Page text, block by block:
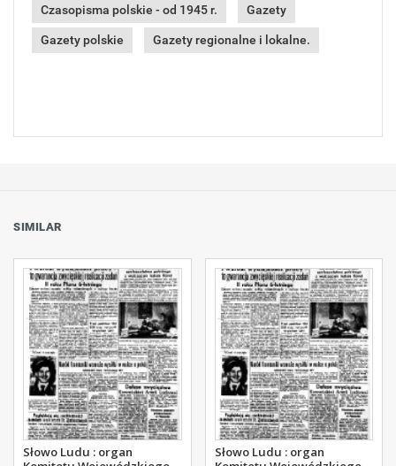
Czasopisma polskie - od 1945 r. Gazety
Gazety polskie Gazety regionalne i lokalne.
SIMILAR
Słowo Ludu : organ
Słowo Ludu : organ